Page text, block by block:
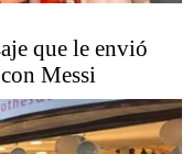
que le envió
Messi